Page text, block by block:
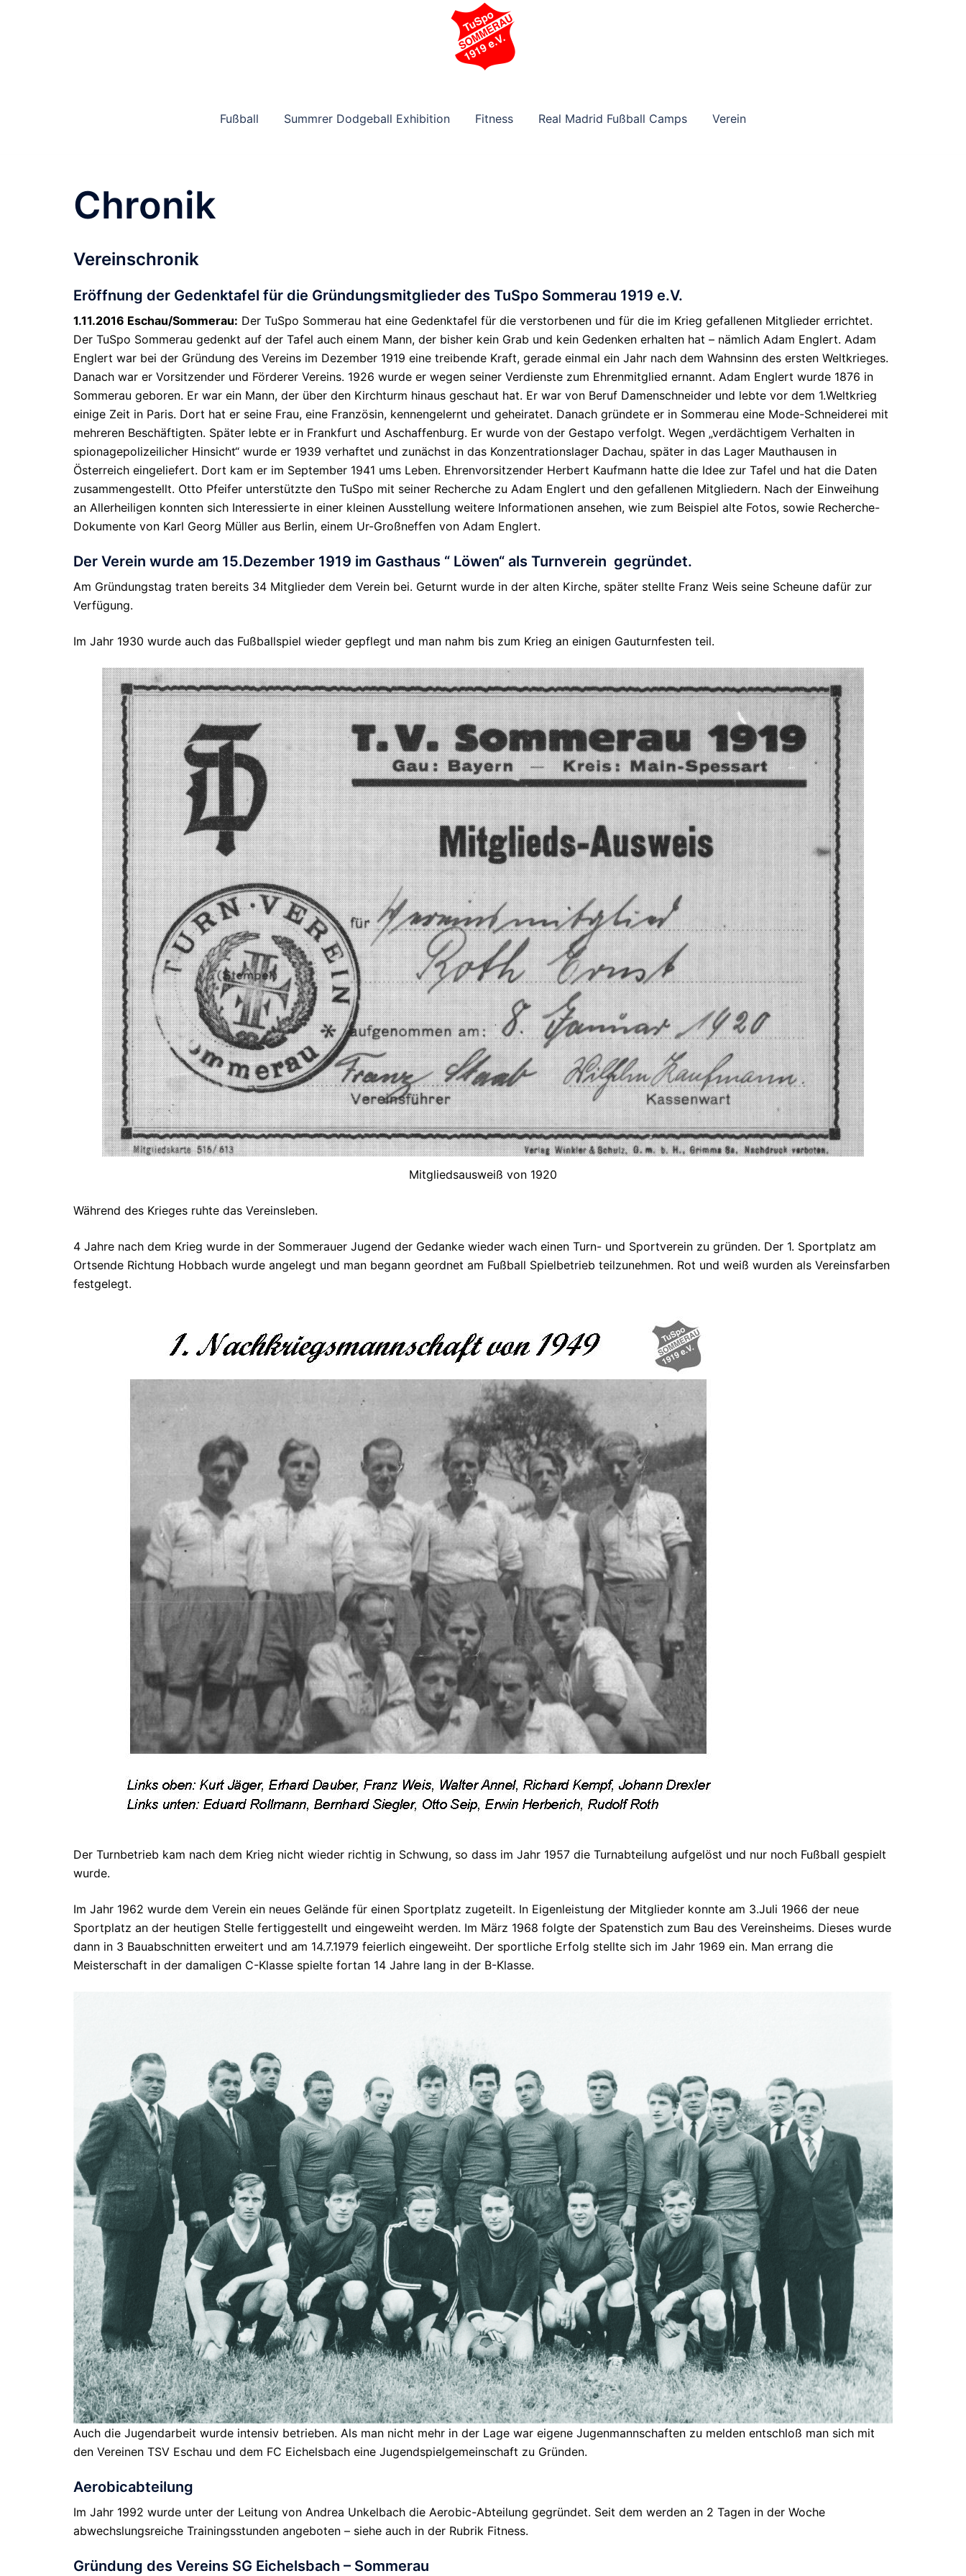
Fußball Summrer Dodgeball Exhibition Fitness Real Madrid Fußball Camps Verein
Chronik
Vereinschronik
Eröffnung der Gedenktafel für die Gründungsmitglieder des TuSpo Sommerau 1919 e.V.
1.11.2016 Eschau/Sommerau: Der TuSpo Sommerau hat eine Gedenktafel für die verstorbenen und für die im Krieg gefallenen Mitglieder errichtet.
Der TuSpo Sommerau gedenkt auf der Tafel auch einem Mann, der bisher kein Grab und kein Gedenken erhalten hat – nämlich Adam Englert. Adam
Englert war bei der Gründung des Vereins im Dezember 1919 eine treibende Kraft, gerade einmal ein Jahr nach dem Wahnsinn des ersten Weltkrieges.
Danach war er Vorsitzender und Förderer Vereins. 1926 wurde er wegen seiner Verdienste zum Ehrenmitglied ernannt. Adam Englert wurde 1876 in
Sommerau geboren. Er war ein Mann, der über den Kirchturm hinaus geschaut hat. Er war von Beruf Damenschneider und lebte vor dem 1.Weltkrieg
einige Zeit in Paris. Dort hat er seine Frau, eine Französin, kennengelernt und geheiratet. Danach gründete er in Sommerau eine Mode-Schneiderei mit
mehreren Beschäftigten. Später lebte er in Frankfurt und Aschaffenburg. Er wurde von der Gestapo verfolgt. Wegen „verdächtigem Verhalten in
spionagepolizeilicher Hinsicht“ wurde er 1939 verhaftet und zunächst in das Konzentrationslager Dachau, später in das Lager Mauthausen in
Österreich eingeliefert. Dort kam er im September 1941 ums Leben. Ehrenvorsitzender Herbert Kaufmann hatte die Idee zur Tafel und hat die Daten
zusammengestellt. Otto Pfeifer unterstützte den TuSpo mit seiner Recherche zu Adam Englert und den gefallenen Mitgliedern. Nach der Einweihung
an Allerheiligen konnten sich Interessierte in einer kleinen Ausstellung weitere Informationen ansehen, wie zum Beispiel alte Fotos, sowie Recherche-
Dokumente von Karl Georg Müller aus Berlin, einem Ur-Großneffen von Adam Englert.
Der Verein wurde am 15.Dezember 1919 im Gasthaus “ Löwen“ als Turnverein gegründet.
Am Gründungstag traten bereits 34 Mitglieder dem Verein bei. Geturnt wurde in der alten Kirche, später stellte Franz Weis seine Scheune dafür zur
Verfügung.
Im Jahr 1930 wurde auch das Fußballspiel wieder gepflegt und man nahm bis zum Krieg an einigen Gauturnfesten teil.
Mitgliedsausweiß von 1920
Während des Krieges ruhte das Vereinsleben.
4 Jahre nach dem Krieg wurde in der Sommerauer Jugend der Gedanke wieder wach einen Turn- und Sportverein zu gründen. Der 1. Sportplatz am
Ortsende Richtung Hobbach wurde angelegt und man begann geordnet am Fußball Spielbetrieb teilzunehmen. Rot und weiß wurden als Vereinsfarben
festgelegt.
Der Turnbetrieb kam nach dem Krieg nicht wieder richtig in Schwung, so dass im Jahr 1957 die Turnabteilung aufgelöst und nur noch Fußball gespielt
wurde.
Im Jahr 1962 wurde dem Verein ein neues Gelände für einen Sportplatz zugeteilt. In Eigenleistung der Mitglieder konnte am 3.Juli 1966 der neue
Sportplatz an der heutigen Stelle fertiggestellt und eingeweiht werden. Im März 1968 folgte der Spatenstich zum Bau des Vereinsheims. Dieses wurde
dann in 3 Bauabschnitten erweitert und am 14.7.1979 feierlich eingeweiht. Der sportliche Erfolg stellte sich im Jahr 1969 ein. Man errang die
Meisterschaft in der damaligen C-Klasse spielte fortan 14 Jahre lang in der B-Klasse.
Auch die Jugendarbeit wurde intensiv betrieben. Als man nicht mehr in der Lage war eigene Jugenmannschaften zu melden entschloß man sich mit
den Vereinen TSV Eschau und dem FC Eichelsbach eine Jugendspielgemeinschaft zu Gründen.
Aerobicabteilung
Im Jahr 1992 wurde unter der Leitung von Andrea Unkelbach die Aerobic-Abteilung gegründet. Seit dem werden an 2 Tagen in der Woche
abwechslungsreiche Trainingsstunden angeboten – siehe auch in der Rubrik Fitness.
Gründung des Vereins SG Eichelsbach – Sommerau